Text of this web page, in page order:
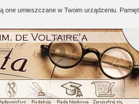
umieszczane w Twoim urządzeniu.